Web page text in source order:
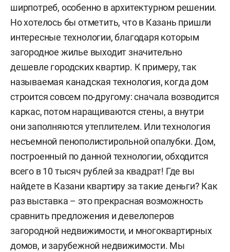
ширпотреб, особенно в архитектурном решении.
Но хотелось бы отметить, что в Казань пришли
интересные технологии, благодаря которым
загородное жилье выходит значительно
дешевле городских квартир. К примеру, так
называемая канадская технология, когда дом
строится совсем по-другому: сначала возводится
каркас, потом наращиваются стены, а внутри
они заполняются утеплителем. Или технология
несъемной пенополистирольной опалубки. Дом,
построенный по данной технологии, обходится
всего в 10 тысяч рублей за квадрат! Где вы
найдете в Казани квартиру за такие деньги? Как
раз выставка – это прекрасная возможность
сравнить предложения и девелоперов
загородной недвижимости, и многоквартирных
домов, и зарубежной недвижимости. Мы